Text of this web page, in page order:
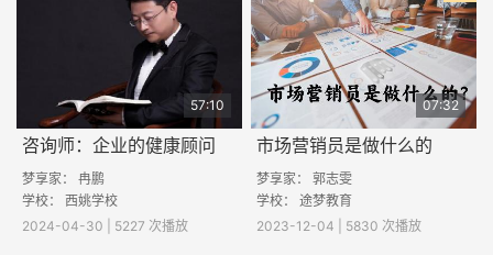
57:10
咨询师：企业的健康顾问
梦享家： 冉鹏
学校： 西姚学校
2024-04-30 | 5227 次播放
07:32
市场营销员是做什么的
梦享家： 郭志雯
学校： 途梦教育
2023-12-04 | 5830 次播放